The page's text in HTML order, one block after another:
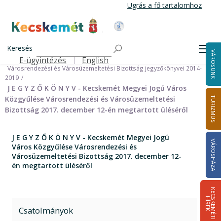
tartalomra
Ugrás a fő tartalomhoz
Kecskemét Város Honlapja
Keresés
Felső navigáció
E-ügyintézés English VÁROSUNK
TURIZMUS
VÁROSHÁZA
K
E
C
S
K
E
M
É
T
I
HÍ
R
E
K
Önkormányzat
Bizottságok 2014-2024
Városrendezési és Városüzemeltetési Bizottság 2014-2019
Városrendezési és Városüzemeltetési Bizottság jegyzőkönyvei 2014-
2019
J E G Y Z Ő K Ö N Y V - Kecskemét Megyei Jogú Város
Közgyűlése Városrendezési és Városüzemeltetési
Bizottság 2017. december 12-én megtartott üléséről
J E G Y Z Ő K Ö N Y V - Kecskemét Megyei Jogú
Város Közgyűlése Városrendezési és
Városüzemeltetési Bizottság 2017. december 12-
én megtartott üléséről
Csatolmányok